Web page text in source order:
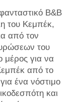
B&B
του Κεμπέκ,
από τον
του
μέρος για να
από το
ένα νόστιμο
και